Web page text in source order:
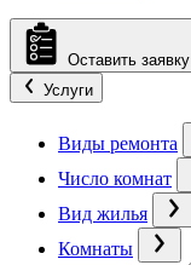
Оставить заявку
Услуги
Виды ремонта
Число комнат
Вид жилья
Комнаты